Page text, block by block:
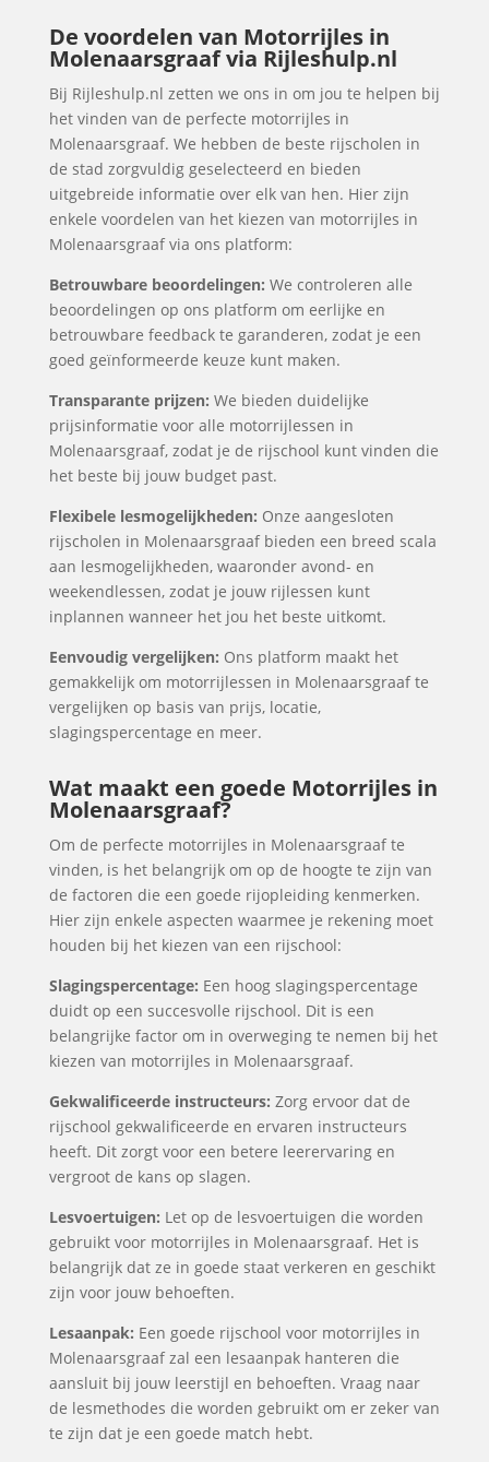
De voordelen van Motorrijles in
Molenaarsgraaf via Rijleshulp.nl
Bij Rijleshulp.nl zetten we ons in om jou te helpen bij
het vinden van de perfecte motorrijles in
Molenaarsgraaf. We hebben de beste rijscholen in
de stad zorgvuldig geselecteerd en bieden
uitgebreide informatie over elk van hen. Hier zijn
enkele voordelen van het kiezen van motorrijles in
Molenaarsgraaf via ons platform:
Betrouwbare beoordelingen: We controleren alle
beoordelingen op ons platform om eerlijke en
betrouwbare feedback te garanderen, zodat je een
goed geïnformeerde keuze kunt maken.
Transparante prijzen: We bieden duidelijke
prijsinformatie voor alle motorrijlessen in
Molenaarsgraaf, zodat je de rijschool kunt vinden die
het beste bij jouw budget past.
Flexibele lesmogelijkheden: Onze aangesloten
rijscholen in Molenaarsgraaf bieden een breed scala
aan lesmogelijkheden, waaronder avond- en
weekendlessen, zodat je jouw rijlessen kunt
inplannen wanneer het jou het beste uitkomt.
Eenvoudig vergelijken: Ons platform maakt het
gemakkelijk om motorrijlessen in Molenaarsgraaf te
vergelijken op basis van prijs, locatie,
slagingspercentage en meer.
Wat maakt een goede Motorrijles in
Molenaarsgraaf?
Om de perfecte motorrijles in Molenaarsgraaf te
vinden, is het belangrijk om op de hoogte te zijn van
de factoren die een goede rijopleiding kenmerken.
Hier zijn enkele aspecten waarmee je rekening moet
houden bij het kiezen van een rijschool:
Slagingspercentage: Een hoog slagingspercentage
duidt op een succesvolle rijschool. Dit is een
belangrijke factor om in overweging te nemen bij het
kiezen van motorrijles in Molenaarsgraaf.
Gekwalificeerde instructeurs: Zorg ervoor dat de
rijschool gekwalificeerde en ervaren instructeurs
heeft. Dit zorgt voor een betere leerervaring en
vergroot de kans op slagen.
Lesvoertuigen: Let op de lesvoertuigen die worden
gebruikt voor motorrijles in Molenaarsgraaf. Het is
belangrijk dat ze in goede staat verkeren en geschikt
zijn voor jouw behoeften.
Lesaanpak: Een goede rijschool voor motorrijles in
Molenaarsgraaf zal een lesaanpak hanteren die
aansluit bij jouw leerstijl en behoeften. Vraag naar
de lesmethodes die worden gebruikt om er zeker van
te zijn dat je een goede match hebt.